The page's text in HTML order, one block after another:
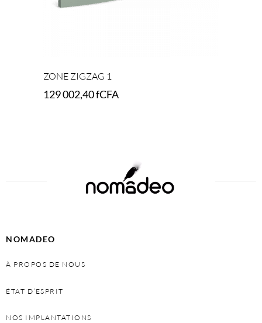
ZONE ZIGZAG 1
129 002,40fCFA
NOMADEO
À PROPOS DE NOUS
ÉTAT D’ESPRIT
NOS IMPLANTATIONS